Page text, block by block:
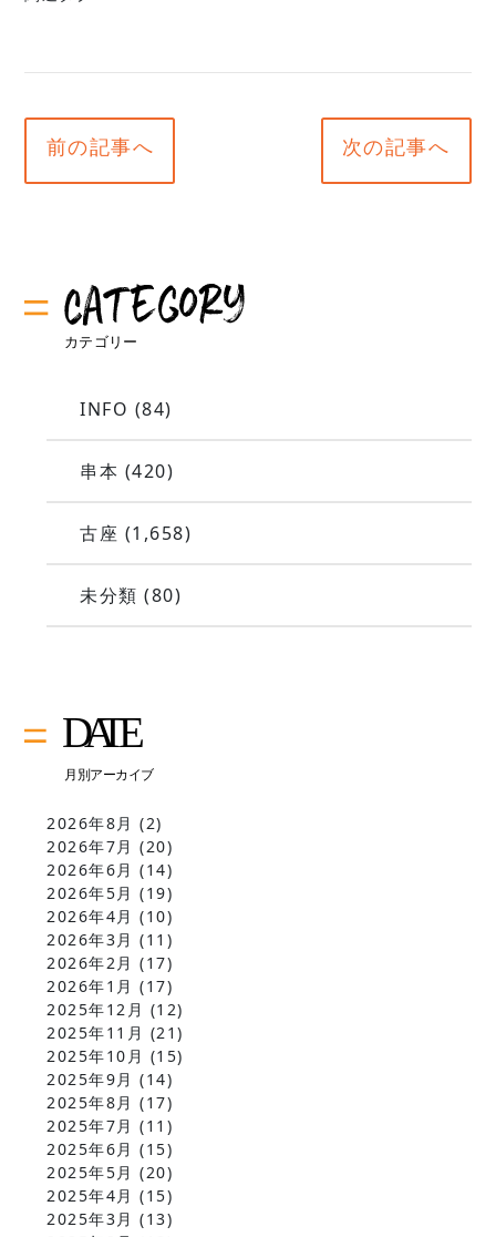
前の記事へ 次の記事へ
INFO (84)
串本 (420)
古座 (1,658)
未分類 (80)
2026年8月 (2)
2026年7月 (20)
2026年6月 (14)
2026年5月 (19)
2026年4月 (10)
2026年3月 (11)
2026年2月 (17)
2026年1月 (17)
2025年12月 (12)
2025年11月 (21)
2025年10月 (15)
2025年9月 (14)
2025年8月 (17)
2025年7月 (11)
2025年6月 (15)
2025年5月 (20)
2025年4月 (15)
2025年3月 (13)